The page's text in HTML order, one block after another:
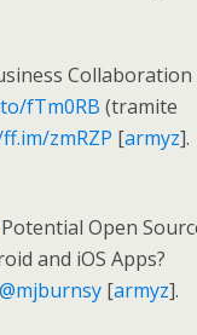
fTm0RB (tramite
zmRZP [armyz].
Open
and iOS Apps?
@mjburnsy [armyz].